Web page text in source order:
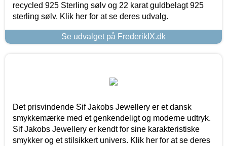
recycled 925 Sterling sølv og 22 karat guldbelagt 925
sterling sølv. Klik her for at se deres udvalg.
Se udvalget på FrederikIX.dk
Det prisvindende Sif Jakobs Jewellery er et dansk
smykkemærke med et genkendeligt og moderne udtryk.
Sif Jakobs Jewellery er kendt for sine karakteristiske
smykker og et stilsikkert univers. Klik her for at se deres